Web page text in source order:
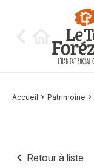
Accueil Patrimoine
Retour à liste